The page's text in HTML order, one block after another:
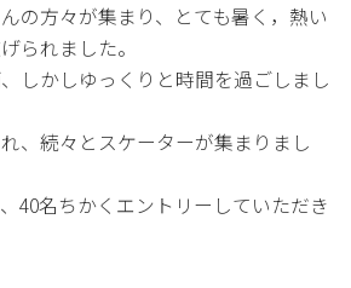
の方々が集まり、とても暑く，熱い
られました。
しかしゆっくりと時間を過ごしまし
、続々とスケーターが集まりまし
40名ちかくエントリーしていただき